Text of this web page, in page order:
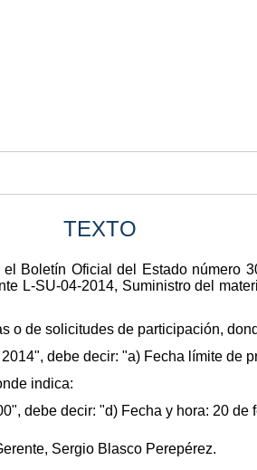
TEXTO
Boletín Oficial del Estado número
L-SU-04-2014, Suministro del
o de solicitudes de participación,
debe decir: "a) Fecha límite de
indica:
debe decir: "d) Fecha y hora: 20 de
Sergio Blasco Perepérez.